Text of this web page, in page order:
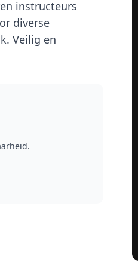
instructeurs
diverse
Veilig en